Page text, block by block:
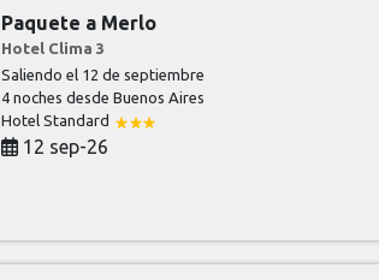
Paquete a Merlo
Hotel Clima 3
Saliendo el 12 de septiembre
4 noches desde Buenos Aires
Hotel Standard
12 sep-26